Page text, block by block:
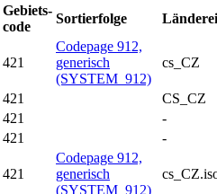
Gebiets-
code
Sortierfolge
421
Codepage 912,
generisch
(SYSTEM_912)
cs_CZ
421
CS_CZ
421
-
421 -
421
Codepage 912,
generisch
(SYSTEM_912)